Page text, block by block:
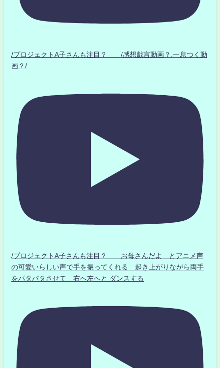
/プロジェクトA子さんも注目？ /感想戯言動画？.一息つく動
画？/
/プロジェクトA子さんも注目？ お母さんだよ とアニメ声
の可愛いらしい声で手を振ってくれる 起き上がりながら両手
をパタパタさせて 右へ左へと ダンスする